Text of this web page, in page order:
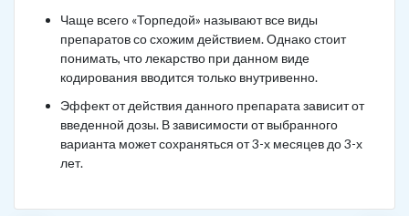
Чаще всего «Торпедой» называют все виды
препаратов со схожим действием. Однако стоит
понимать, что лекарство при данном виде
кодирования вводится только внутривенно.
Эффект от действия данного препарата зависит от
введенной дозы. В зависимости от выбранного
варианта может сохраняться от 3-х месяцев до 3-х
лет.